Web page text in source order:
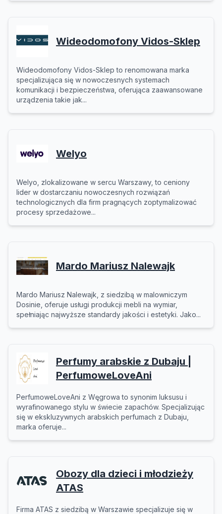
Wideodomofony Vidos-Sklep
Wideodomofony Vidos-Sklep to renomowana marka
specjalizująca się w nowoczesnych systemach
komunikacji i bezpieczeństwa, oferująca zaawansowane
urządzenia takie jak...
Welyo
Welyo, zlokalizowane w sercu Warszawy, to ceniony
lider w dostarczaniu nowoczesnych rozwiązań
technologicznych dla firm pragnących zoptymalizować
procesy sprzedażowe...
Mardo Mariusz Nalewajk
Mardo Mariusz Nalewajk, z siedzibą w malowniczym
Dosinie, oferuje usługi produkcji mebli na wymiar,
spełniając najwyższe standardy jakości i estetyki. Jako...
Perfumy arabskie z Dubaju |
PerfumoweLoveAni
PerfumoweLoveAni z Węgrowa to synonim luksusu i
wyrafinowanego stylu w świecie zapachów. Specjalizując
się w ekskluzywnych arabskich perfumach z Dubaju,
marka oferuje...
Obozy dla dzieci i młodzieży
ATAS
Firma ATAS z siedzibą w Warszawie specjalizuje się w